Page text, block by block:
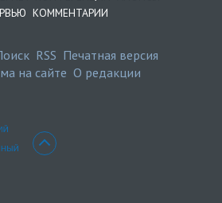
КОММЕНТАРИИ
RSS Печатная версия
на сайте О редакции